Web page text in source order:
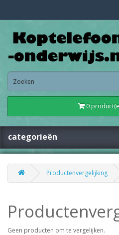
0
categorieën
Productenvergelijking
Geen producten om te vergelijken.